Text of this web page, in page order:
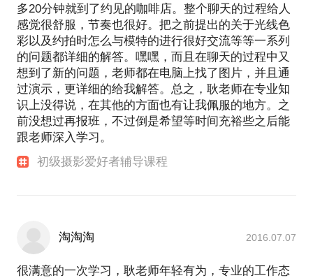
多20分钟就到了约见的咖啡店。整个聊天的过程给人
感觉很舒服，节奏也很好。把之前提出的关于光线色
彩以及约拍时怎么与模特的进行很好交流等等一系列
的问题都详细的解答。嘿嘿，而且在聊天的过程中又
想到了新的问题，老师都在电脑上找了图片，并且通
过演示，更详细的给我解答。总之，耿老师在专业知
识上没得说，在其他的方面也有让我佩服的地方。之
前没想过再报班，不过倒是希望等时间充裕些之后能
跟老师深入学习。
初级摄影爱好者辅导课程
淘淘淘 2016.07.07
很满意的一次学习，耿老师年轻有为，专业的工作态